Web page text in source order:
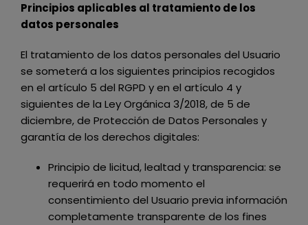
Principios aplicables al tratamiento de los
datos personales
El tratamiento de los datos personales del Usuario
se someterá a los siguientes principios recogidos
en el artículo 5 del RGPD y en el artículo 4 y
siguientes de la Ley Orgánica 3/2018, de 5 de
diciembre, de Protección de Datos Personales y
garantía de los derechos digitales:
Principio de licitud, lealtad y transparencia: se
requerirá en todo momento el
consentimiento del Usuario previa información
completamente transparente de los fines